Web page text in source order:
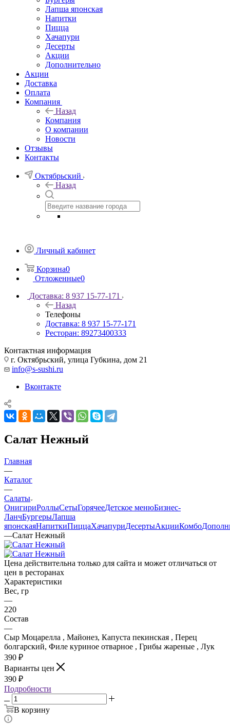
Лапша японская
Напитки
Пицца
Хачапури
Десерты
Акции
Дополнительно
Акции
Доставка
Оплата
Компания
Назад
Компания
О компании
Новости
Отзывы
Контакты
Октябрьский
Назад
Личный кабинет
Корзина0
Отложенные0
Доставка: 8 937 15-77-171
Назад
Телефоны
Доставка: 8 937 15-77-171
Ресторан: 89273400333
Контактная информация
г. Октябрьский, улица Губкина, дом 21
info@s-sushi.ru
Вконтакте
Салат Нежный
Главная
—
Каталог
—
Салаты
ОнигириРоллыСетыГорячееДетское менюБизнес-
ЛанчБургерыЛапша
японскаяНапиткиПиццаХачапуриДесертыАкцииКомбо
—Салат Нежный
Цена действительна только для сайта и может отличаться от
цен в ресторанах
Характеристики
Вес, гр
—
220
Состав
—
Сыр Моцарелла , Майонез, Капуста пекинская , Перец
болгарский, Филе куриное отварное , Грибы жареные , Лук
390 ₽
Варианты цен
390 ₽
Подробности
В корзину